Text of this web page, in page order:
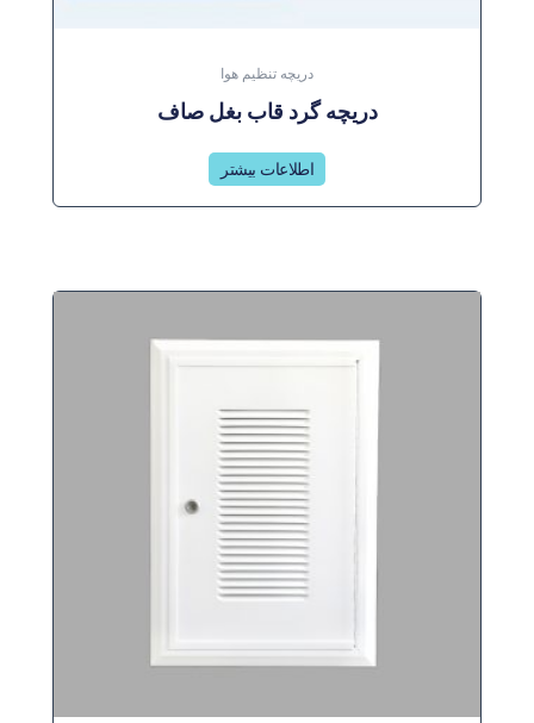
دریچه تنظیم هوا
دریچه گرد قاب بغل صاف
اطلاعات بیشتر